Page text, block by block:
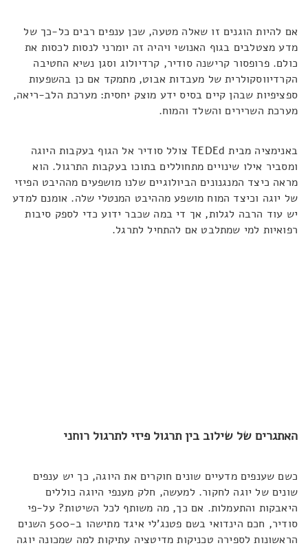
אם להיות הוגנים זו שאלה מטעה, שכן ענפים רבים כל-כך של
מדע מצטלבים בגוף האנושי ויהיה זה יומרני לנסות לכסות את
כולם. פרופסור קרישנה סודיר, קרדיולוג וסגן נשיא החטיבה
הקרדיווסקולרית של מעבדות אבוט, מתמקד אם כן בהשפעות
ספציפיות שבהן קיים בסיס ידע מוצק יחסית: מערכת הלב-ריאה,
מערכת השרירים והשלד והמוח.
באנימציה מבית TEDEd צולל סודיר אל הגוף בעקבות היוגה
ומסביר אילו שינויים מתחוללים בתוכו בעקבות התרגול. הוא
מראה כיצד המנגנונים הביולוגיים שלנו מושפעים מההיבט הפיזי
של יוגה וכיצד המוח מושפע מההיבט המנטלי שלה. אומנם למדע
יש עוד הרבה לגלות, אך די במה שכבר ידוע כדי לספק סיבות
רפואיות למי שמתלבט אם להתחיל לתרגל.
האתגרים של שילוב בין תרגול פיזי לתרגול רוחני
כשם שענפים מדעיים שונים חוקרים את היוגה, כך יש ענפים
שונים של יוגה לחקור. למעשה, חלק מענפי היוגה כוללים
היאבקות והתעמלות. אם כך, מה משותף לכל השיטות? על-פי
סודיר, חכם הינדואי בשם פטנג'לי איגד מתישהו ב-500 השנים
הראשונות לספירה טכניקות מדיטציה עתיקות למה שמכונה יוגה